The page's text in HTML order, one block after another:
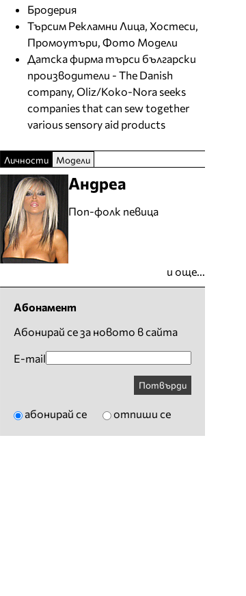
Бродерия
Търсим Рекламни Лица, Хостеси,
Промоутъри, Фото Модели
Датска фирма търси български
производители - The Danish
company, Oliz/Koko-Nora seeks
companies that can sew together
various sensory aid products
Личности Модели
Андреа
Поп-фолк певица
и още...
Абонамент
Абонирай се за новото в сайта
E-mail
Потвърди
абонирай се отпиши се